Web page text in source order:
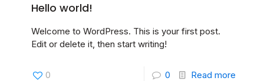
Hello world!
Welcome to WordPress. This is your first post.
Edit or delete it, then start writing!
0 0 Read more